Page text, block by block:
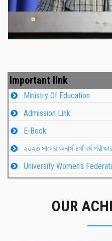
Important link
Ministry Of Education
Admission Link
E-Book
২০২৩ সালের অনার্স ৪র্থ বর্ষ
University Women's
OUR